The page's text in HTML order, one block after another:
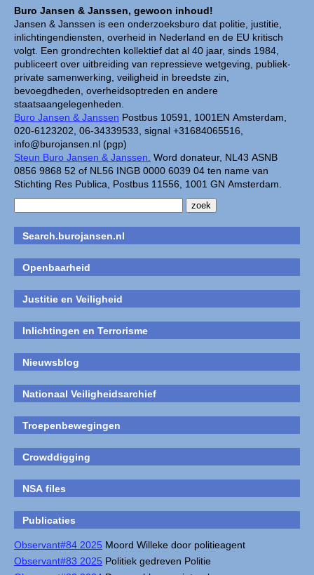
Buro Jansen & Janssen, gewoon inhoud!
Jansen & Janssen is een onderzoeksburo dat politie, justitie,
inlichtingendiensten, overheid in Nederland en de EU kritisch
volgt. Een grondrechten kollektief dat al 40 jaar, sinds 1984,
publiceert over uitbreiding van repressieve wetgeving, publiek-
private samenwerking, veiligheid in breedste zin,
bevoegdheden, overheidsoptreden en andere
staatsaangelegenheden.
Buro Jansen & Janssen Postbus 10591, 1001EN Amsterdam,
020-6123202, 06-34339533, signal +31684065516,
info@burojansen.nl (pgp)
Steun Buro Jansen & Janssen. Word donateur, NL43 ASNB
0856 9868 52 of NL56 INGB 0000 6039 04 ten name van
Stichting Res Publica, Postbus 11556, 1001 GN Amsterdam.
Search.burojansen.nl
Openbaarheid
Justitie en Veiligheid
Inlichtingen en Terrorisme
Nieuwsblog
Nationaal Veiligheidsarchief
Troepenbewegingen
Crowddigging
NSA files
Publicaties
Observant#84 2025 Moord Willeke door politieagent
Observant#83 2025 Politiek gedreven Politie